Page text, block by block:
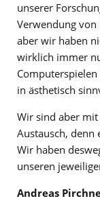
unserer
Verwendung von
aber wir haben
wirklich immer
in ästhetisch
Wir sind aber
Austausch, denn
Wir haben
unseren
Andreas